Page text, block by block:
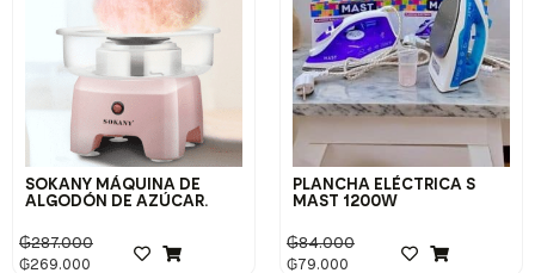
SOKANY MÁQUINA DE
ALGODÓN DE AZÚCAR.
₲287.000
₲269.000
PLANCHA ELÉCTRICA S
MAST 1200W
₲84.000
₲79.000